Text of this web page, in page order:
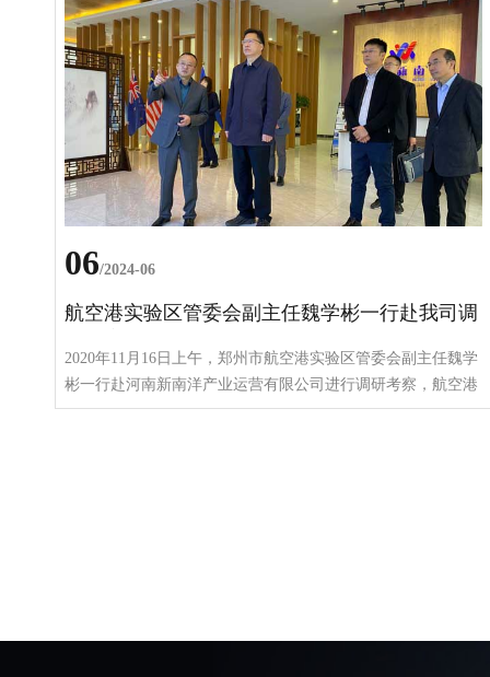
06/2024-06
航空港实验区管委会副主任魏学彬一行赴我司调
2020年11月16日上午，郑州市航空港实验区管委会副主任魏学
彬一行赴河南新南洋产业运营有限公司进行调研考察，航空港
实验区口岸业务服务局局长张波陪同调研，河南新南洋运营管